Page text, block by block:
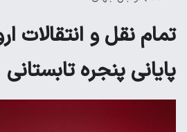
تمام نقل و انتقالات
پایانی پنجره تابستانی